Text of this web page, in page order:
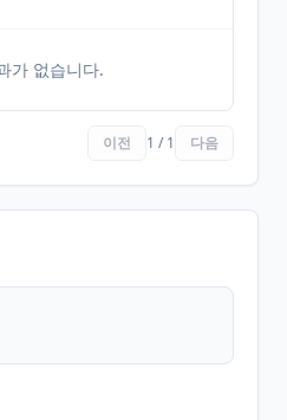
가 없습니다.
이전 1 / 1 다음